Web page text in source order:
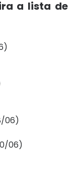
a lista de
06)
06)